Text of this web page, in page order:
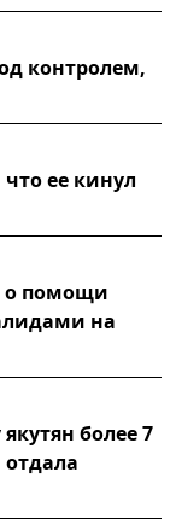
контролем,
ее кинул
о помощи
на
более 7